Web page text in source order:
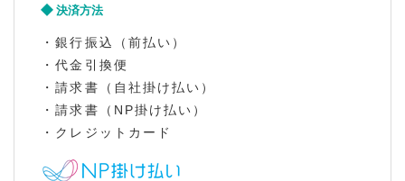
決済方法
・銀行振込（前払い）
・代金引換便
・請求書（自社掛け払い）
・請求書（NP掛け払い）
・クレジットカード